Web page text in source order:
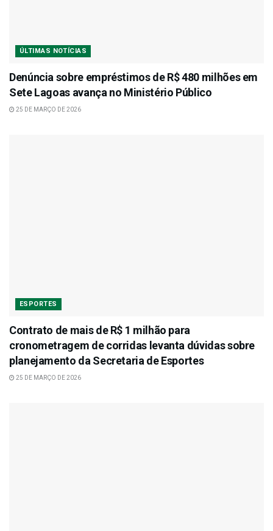
ÚLTIMAS NOTÍCIAS
Denúncia sobre empréstimos de R$ 480 milhões em
Sete Lagoas avança no Ministério Público
25 DE MARÇO DE 2026
ESPORTES
Contrato de mais de R$ 1 milhão para
cronometragem de corridas levanta dúvidas sobre
planejamento da Secretaria de Esportes
25 DE MARÇO DE 2026